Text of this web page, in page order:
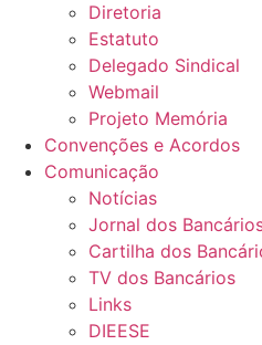
Diretoria
Estatuto
Delegado Sindical
Webmail
Projeto Memória
Convenções e Acordos
Comunicação
Notícias
Jornal dos
Cartilha dos
TV dos Bancários
Links
DIEESE